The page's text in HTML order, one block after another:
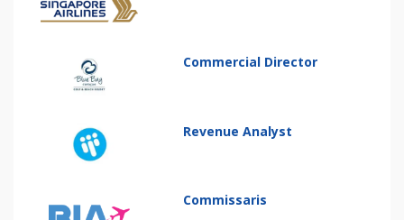
Commercial Director
Revenue Analyst
Commissaris